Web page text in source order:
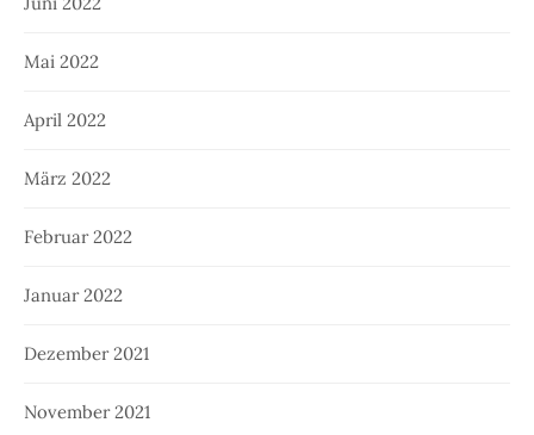
Mai 2022
April 2022
März 2022
Februar 2022
Januar 2022
Dezember 2021
November 2021